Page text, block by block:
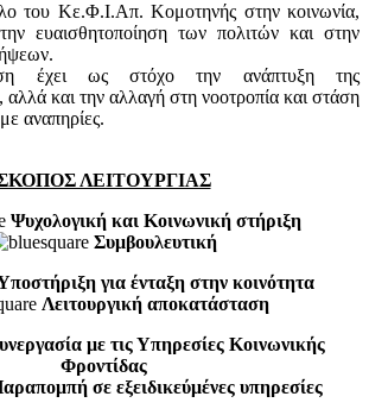
του Κε.Φ.Ι.Απ. Κομοτηνής στην κοινωνία,
ευαισθητοποίηση των πολιτών και στην
έχει ως στόχο την ανάπτυξη της
αλλά και την αλλαγή στη νοοτροπία και στάση
αναπηρίες.
ΛΕΙΤΟΥΡΓΙΑΣ
Ψυχολογική και Κοινωνική στήριξη
Συμβουλευτική
για ένταξη στην κοινότητα
Λειτουργική αποκατάσταση
με τις Υπηρεσίες Κοινωνικής
Φροντίδας
σε εξειδικεύμένες υπηρεσίες